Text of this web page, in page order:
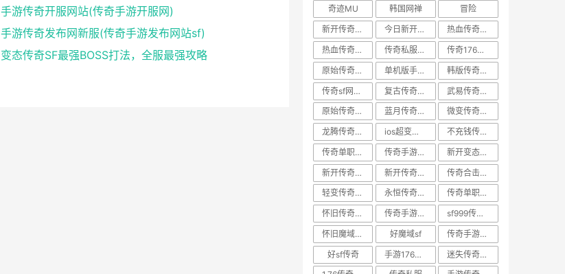
手游传奇开服网站(传奇手游开服网)
手游传奇发布网新服(传奇手游发布网站sf)
变态传奇SF最强BOSS打法，全服最强攻略
奇迹MU
韩国网禅
冒险
新开传奇私服网站
今日新开传奇世界sf
热血传奇私服客户端
热血传奇新开sf
传奇私服单机架设
传奇176怀旧版手游
原始传奇手游
单机版手游传奇
韩版传奇私服
传奇sf网站传奇sf网站好
复古传奇手游
武易传奇手游
原始传奇手游官方版
蓝月传奇手游官网
微变传奇手游
龙腾传奇私服
ios超变传奇手游
不充钱传奇手游
传奇单职业超变手游
传奇手游1.85
新开变态传奇私服
新开传奇网通私服
新开传奇手游新服网
传奇合击版手游
轻变传奇sf发布网
永恒传奇手游
传奇单职业私服
怀旧传奇私服
传奇手游正版
sf999传奇私服发布网
怀旧魔域私服
好魔域sf
传奇手游源码
好sf传奇
手游176传奇
迷失传奇私服发布网